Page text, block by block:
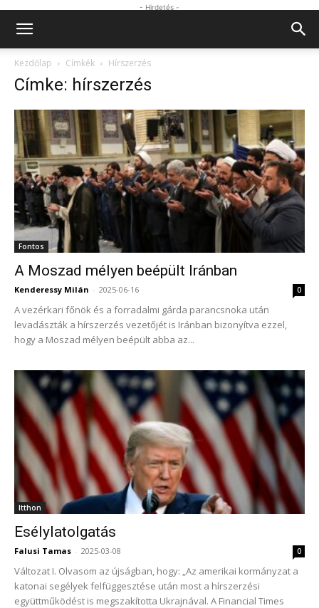
- Hirdetés -
Kezdőlap Címkék Hírszerzés
Címke: hírszerzés
Fontos
A Moszad mélyen beépült Iránban
Kenderessy Milán - 2025-06-16 0
A vezérkari főnök és a forradalmi gárda parancsnoka után
levadászták a hírszerzés vezetőjét is Iránban bizonyítva ezzel,
hogy a Moszad mélyen beépült abba az...
Itthon
Esélylatolgatás
Falusi Tamas - 2025-03-08 0
Változat I. Olvasom az újságban, hogy: „Az amerikai kormányzat a
katonai segélyek felfüggesztése után most a hírszerzési
együttműködést is megszakította Ukrajnával. A Financial Times